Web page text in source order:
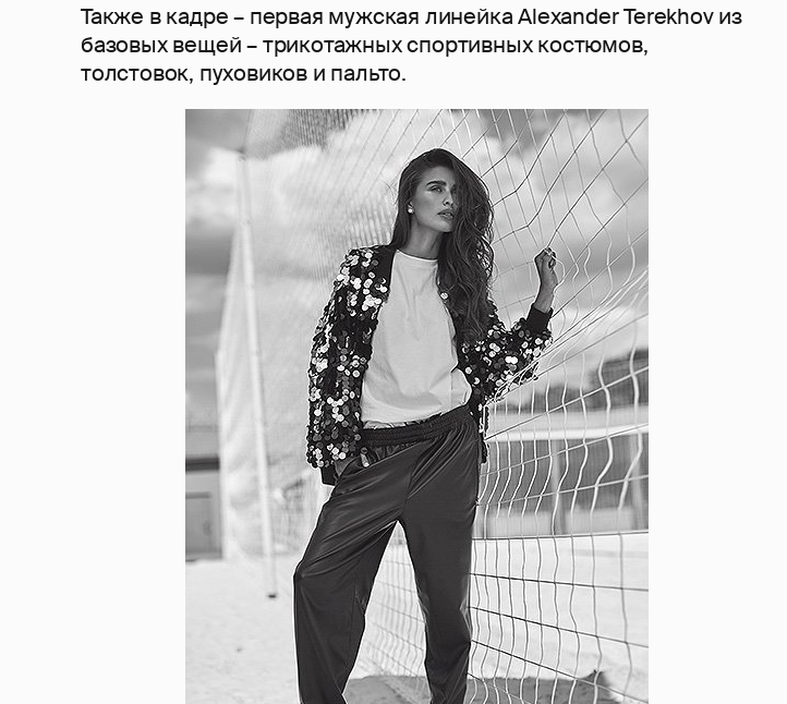
Также в кадре – первая мужская линейка Alexander Terekhov из
базовых вещей – трикотажных спортивных костюмов,
толстовок, пуховиков и пальто.